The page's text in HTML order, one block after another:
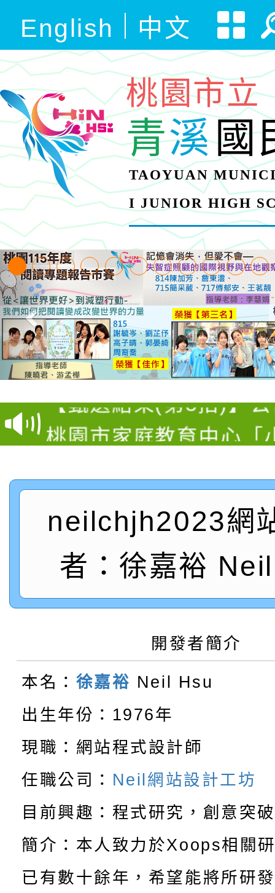
English 中文
桃園市立
青溪國
TAOYUAN
I JUNIOR HIGH
【甄選結果(第11招)】
學年度第1學期第7次代
結果(第11招)
【甄選結果(第3招)】
學年度第1學期第9次代
桃園市家庭教育中心「
「祖孫樂淘桃」、「愛
絕-親子共學同樂會」
站幸福系列講座及成長
報，惠請貴機關(學校)
踴躍報名參加
115學年度新生補報到
結果
【甄選結果(第10招)】
學年度第1學期第7次代
結果(第10招)
【甄選結果(第2招)】
學年度第1學期第9次
結果(第2招)
轉知：本市公務人員
9月16日本府B2大禮堂
1次會員大會暨第7屆會
函轉運動部全民運動署
推動社區運動俱樂部營
計畫」1 份，請踴躍報
權責核予出席人員公(
【甄選結果(第11招)】
學年度第1學期第7次代
結果(第11招)
【甄選結果(第3招)】
學年度第1學期第9次代
結果(第3招)
桃園市家庭教育中心「
程資訊」、「暑期親子
「祖孫樂淘桃」、「愛
絕-親子共學同樂會」
「校園短影音徵選活動
員」簡章及活動海報，
踴躍報名參加
115學年度新生訓練注
115學年度新生補報到
neilchjh2023網
者：徐嘉裕
開發者簡介
本名： 徐嘉裕 Neil Hsu
出生年份：1976年
現職：網站程式設計師
任職公司： Neil網站設計工坊
目前興趣：程式研究，創意突
簡介：本人致力於Xoops相關
已有數十餘年，希望能將所研